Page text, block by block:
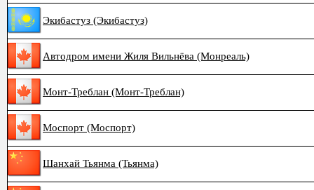
Экибастуз (Экибастуз)
Автодром имени Жиля Вильнёва (Монреаль)
Монт-Треблан (Монт-Треблан)
Моспорт (Моспорт)
Шанхай Тьянма (Тьянма)